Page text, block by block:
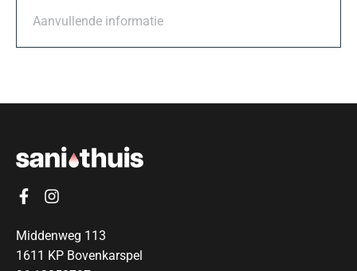
Aanvullende informatie
Middenweg 113
1611 KP Bovenkarspel